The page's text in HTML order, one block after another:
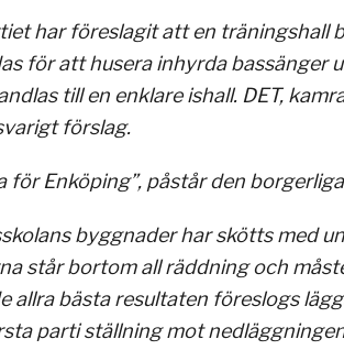
har föreslagit att en träningshall
för att husera inhyrda bassänger
till en enklare ishall. DET,
förslag.
för Enköping”, påstår den
byggnader har skötts med
står bortom all räddning och
allra bästa resultaten föreslogs
parti ställning mot